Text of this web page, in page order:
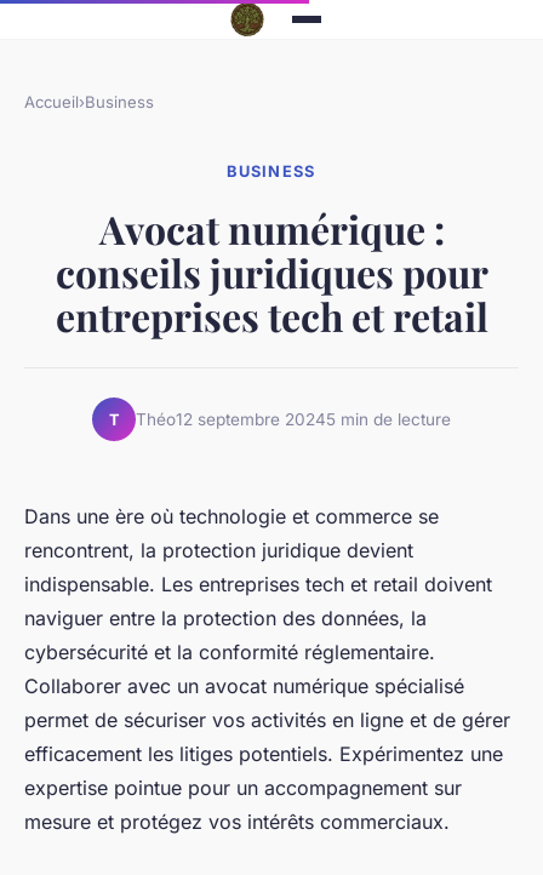
Accueil›Business
BUSINESS
Avocat numérique :
conseils juridiques pour
entreprises tech et retail
T Théo12 septembre 20245 min de lecture
Dans une ère où technologie et commerce se
rencontrent, la protection juridique devient
indispensable. Les entreprises tech et retail doivent
naviguer entre la protection des données, la
cybersécurité et la conformité réglementaire.
Collaborer avec un avocat numérique spécialisé
permet de sécuriser vos activités en ligne et de gérer
efficacement les litiges potentiels. Expérimentez une
expertise pointue pour un accompagnement sur
mesure et protégez vos intérêts commerciaux.